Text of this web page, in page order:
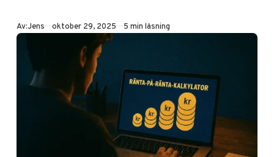
exempel för
nybörjare och
aktuella
räntesatser i
Sverige 2025 för
bättre sparande.
Av:Jens Publicerad
oktober 29, 2025 5 min läsning